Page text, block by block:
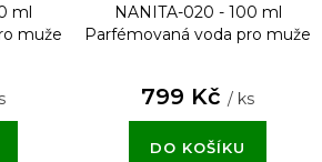
ml
muže
NANITA-020 - 100 ml
Parfémovaná voda pro muže
799 Kč / ks
DO KOŠÍKU